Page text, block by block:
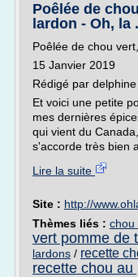
Poêlée de
lardon - Oh, la
Poêlée de chou
15 Janvier 2019
Rédigé par
Et voici une petite
mes dernières
qui vient du
s'accorde très bien
Lire la suite
Site : http://
Thèmes liés : chou
vert pomme de
lardons / recette
recette chou